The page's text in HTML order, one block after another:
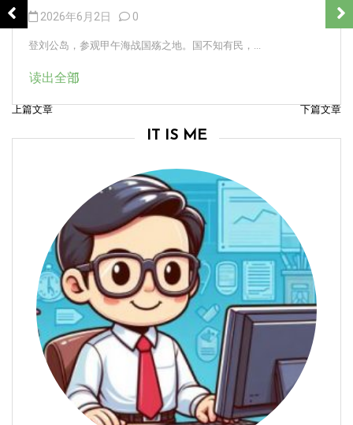
2026年6月2日 0
登刘公岛，参观甲午海战国殇之地。国不知有民，...
读出全部
文
章
上篇文章 下篇文章
IT IS ME